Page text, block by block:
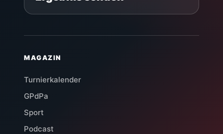
MAGAZIN
Turnierkalender
GPdPa
Sport
Podcast